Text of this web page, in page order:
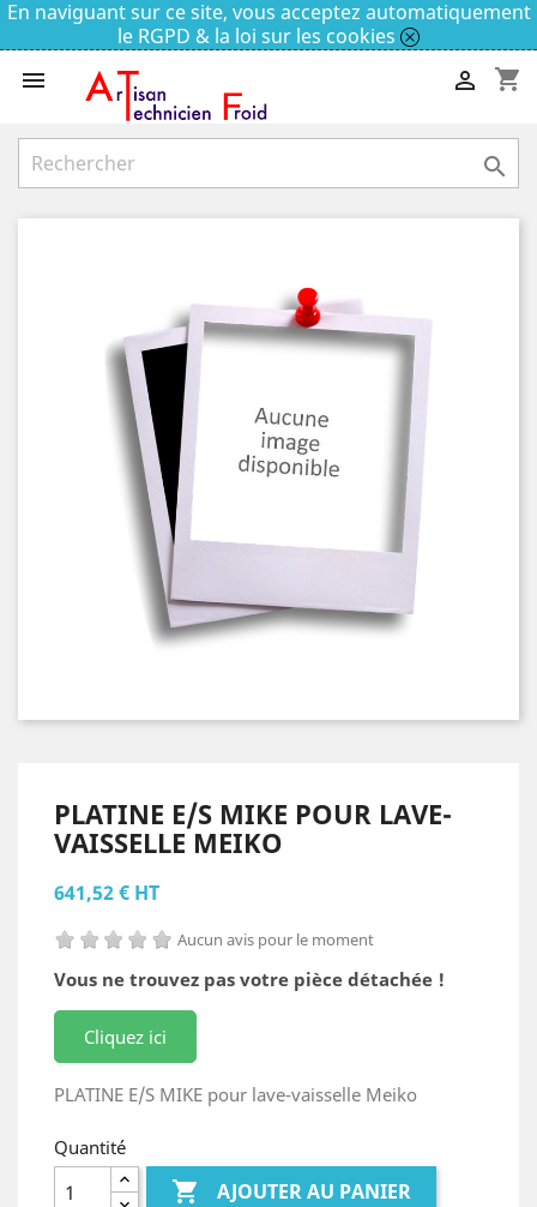
En naviguant sur ce site, vous acceptez automatiquement
le RGPD & la loi sur les cookies
 shopping_cart


PLATINE E/S MIKE POUR LAVE-
VAISSELLE MEIKO
641,52 € HT
Aucun avis pour le moment
Vous ne trouvez pas votre pièce détachée !
Cliquez ici
PLATINE E/S MIKE pour lave-vaisselle Meiko
Quantité
 AJOUTER AU PANIER